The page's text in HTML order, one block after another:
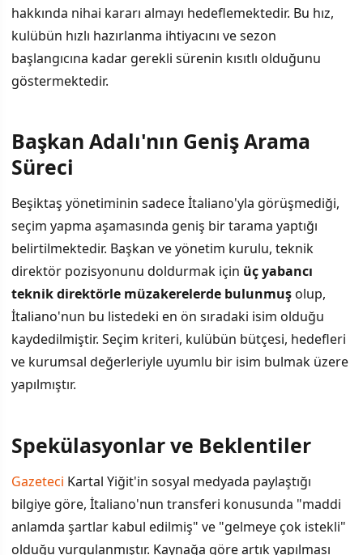
hakkında nihai kararı almayı hedeflemektedir. Bu hız,
kulübün hızlı hazırlanma ihtiyacını ve sezon
başlangıcına kadar gerekli sürenin kısıtlı olduğunu
göstermektedir.
Başkan Adalı'nın Geniş Arama
Süreci
Beşiktaş yönetiminin sadece İtaliano'yla görüşmediği,
seçim yapma aşamasında geniş bir tarama yaptığı
belirtilmektedir. Başkan ve yönetim kurulu, teknik
direktör pozisyonunu doldurmak için üç yabancı
teknik direktörle müzakerelerde bulunmuşolup,
İtaliano'nun bu listedeki en ön sıradaki isim olduğu
kaydedilmiştir. Seçim kriteri, kulübün bütçesi, hedefleri
ve kurumsal değerleriyle uyumlu bir isim bulmak üzere
yapılmıştır.
Spekülasyonlar ve Beklentiler
Gazeteci Kartal Yiğit'in sosyal medyada paylaştığı
bilgiye göre, İtaliano'nun transferi konusunda "maddi
anlamda şartlar kabul edilmiş" ve "gelmeye çok istekli"
olduğu vurgulanmıştır. Kaynağa göre artık yapılması